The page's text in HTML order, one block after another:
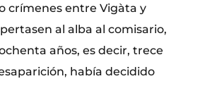
crímenes entre Vigàta y
al alba al comisario,
años, es decir, trece
había decidido